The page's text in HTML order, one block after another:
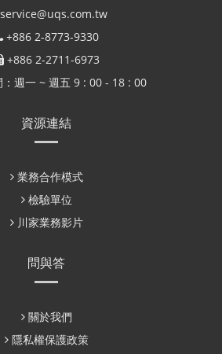
service@uqs.com.tw
+886 2-8773-9330
+886 2-2711-6973
：週一 ~ 週五 9 : 00 - 18 : 00
資源連結
業務合作模式
檢驗單位
川家業務影片
問與答
關於我們
隱私權保護政策